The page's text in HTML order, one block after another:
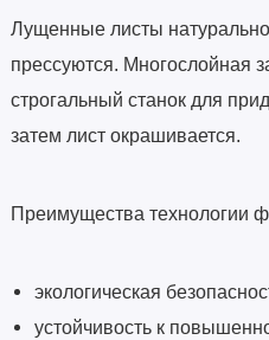
Лущенные листы
прессуются. Многослойная
строгальный станок для
затем лист окрашивается.
Преимущества технологии
экологическая
устойчивость к